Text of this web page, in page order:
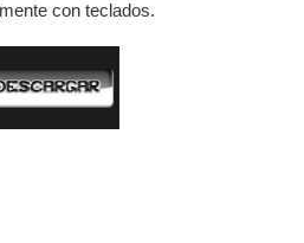
con teclados.